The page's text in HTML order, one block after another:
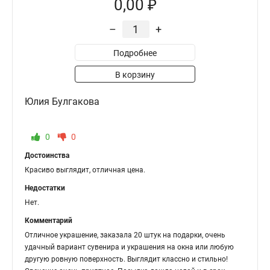
0,00 ₽
– +
Подробнее
В корзину
Юлия Булгакова
0 0
Достоинства
Красиво выглядит, отличная цена.
Недостатки
Нет.
Комментарий
Отличное украшение, заказала 20 штук на подарки, очень
удачный вариант сувенира и украшения на окна или любую
другую ровную поверхность. Выглядит классно и стильно!